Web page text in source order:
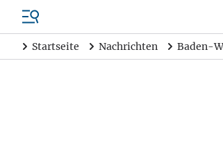
Startseite Nachrichten Baden-